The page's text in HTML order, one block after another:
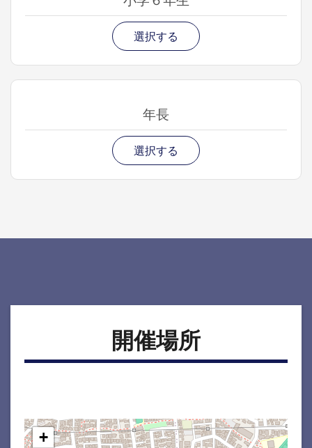
選択する
年長
選択する
開催場所
+